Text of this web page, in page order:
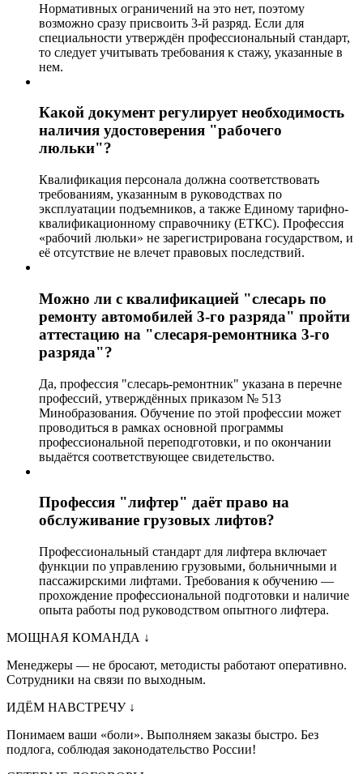
Нормативных ограничений на это нет, поэтому
возможно сразу присвоить 3-й разряд. Если для
специальности утверждён профессиональный стандарт,
то следует учитывать требования к стажу, указанные в
нем.
Какой документ регулирует необходимость
наличия удостоверения "рабочего
люльки"?
Квалификация персонала должна соответствовать
требованиям, указанным в руководствах по
эксплуатации подъемников, а также Единому тарифно-
квалификационному справочнику (ЕТКС). Профессия
«рабочий люльки» не зарегистрирована государством, и
её отсутствие не влечет правовых последствий.
Можно ли с квалификацией "слесарь по
ремонту автомобилей 3-го разряда" пройти
аттестацию на "слесаря-ремонтника 3-го
разряда"?
Да, профессия "слесарь-ремонтник" указана в перечне
профессий, утверждённых приказом № 513
Минобразования. Обучение по этой профессии может
проводиться в рамках основной программы
профессиональной переподготовки, и по окончании
выдаётся соответствующее свидетельство.
Профессия "лифтер" даёт право на
обслуживание грузовых лифтов?
Профессиональный стандарт для лифтера включает
функции по управлению грузовыми, больничными и
пассажирскими лифтами. Требования к обучению —
прохождение профессиональной подготовки и наличие
опыта работы под руководством опытного лифтера.
МОЩНАЯ КОМАНДА ↓
Менеджеры — не бросают, методисты работают оперативно.
Сотрудники на связи по выходным.
ИДЁМ НАВСТРЕЧУ ↓
Понимаем ваши «боли». Выполняем заказы быстро. Без
подлога, соблюдая законодательство России!